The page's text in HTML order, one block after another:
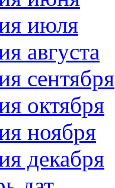
июля
августа
сентября
октября
ноября
декабря